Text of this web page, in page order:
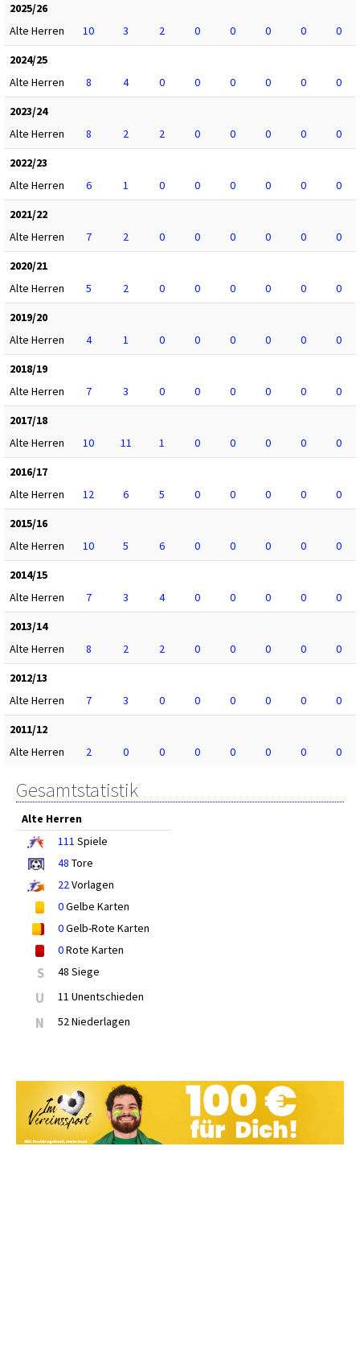
2025/26
Alte Herren
10 3 2 0 0 0 0
0
2024/25
Alte Herren
8 4 0 0 0 0 0
0
2023/24
Alte Herren
8 2 2 0 0 0 0
0
2022/23
Alte Herren
6 1 0 0 0 0 0
0
2021/22
Alte Herren
7 2 0 0 0 0 0
0
2020/21
Alte Herren
5 2 0 0 0 0 0
0
2019/20
Alte Herren
4 1 0 0 0 0 0
0
2018/19
Alte Herren
7 3 0 0 0 0 0
0
2017/18
Alte Herren
10 11 1 0 0 0 0
0
2016/17
Alte Herren
12 6 5 0 0 0 0
0
2015/16
Alte Herren
10 5 6 0 0 0 0
0
2014/15
Alte Herren
7 3 4 0 0 0 0
0
2013/14
Alte Herren
8 2 2 0 0 0 0
0
2012/13
Alte Herren
7 3 0 0 0 0 0
0
2011/12
Alte Herren
2 0 0 0 0 0 0 0
Gesamtstatistik
Alte Herren
111 Spiele
48 Tore
22Vorlagen
0Gelbe Karten
0Gelb-Rote Karten
0Rote Karten
S 48 Siege
U 11 Unentschieden
N 52 Niederlagen